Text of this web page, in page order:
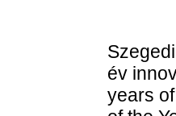
év
years